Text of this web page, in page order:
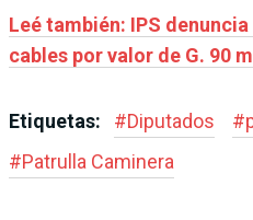
Leé también: IPS
cables por valor de G. 90
Etiquetas: #Diputados #
#Patrulla Caminera